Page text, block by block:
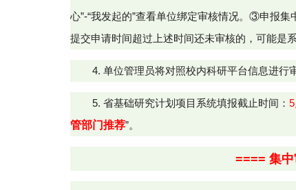
心”-“我发起的”查看单位绑定审核情况。 ③申报集
提交申请时间超过上述时间还未审核的， 可能是
4. 单位管理员将对照校内科研平台信息进行
5. 省基础研究计划项目系统填报截止时间：
管部门推荐”。
==== 集